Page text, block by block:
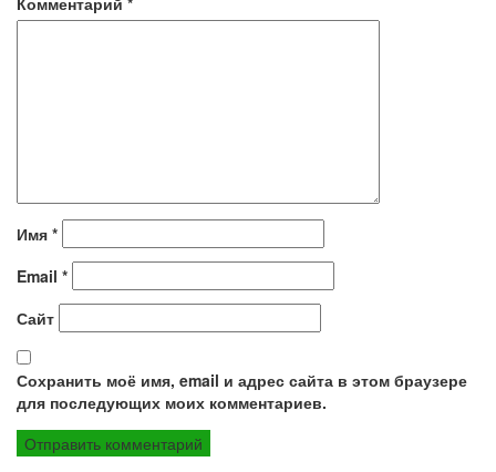
Имя *
Email *
Сайт
Сохранить моё имя, email и адрес сайта в этом браузере
для последующих моих комментариев.